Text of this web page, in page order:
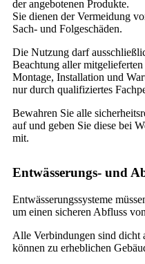
der angebotenen Produkte.
Sie dienen der Vermeidung
Sach- und Folgeschäden.
Die Nutzung darf
Beachtung aller
Montage, Installation und
nur durch qualifiziertes
Bewahren Sie alle
auf und geben Sie diese bei
mit.
Entwässerungs- und
Entwässerungssysteme
um einen sicheren Abfluss
Alle Verbindungen sind dicht
können zu erheblichen